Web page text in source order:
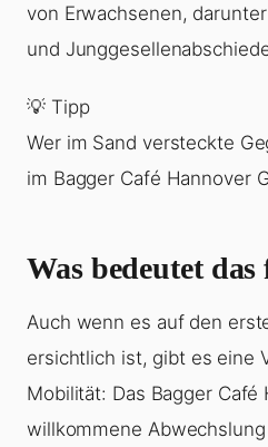
von Erwachsenen,
und
💡 Tipp
Wer im Sand versteckte
im Bagger Café Hannover
Was bedeutet
Auch wenn es auf den
ersichtlich ist, gibt es eine
Mobilität: Das Bagger
willkommene